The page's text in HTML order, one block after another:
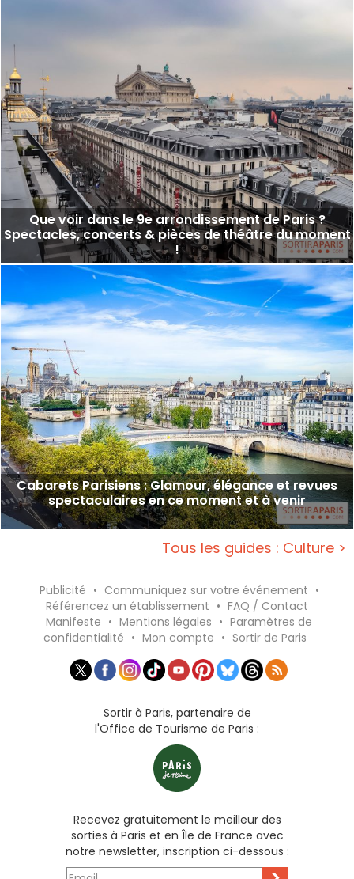
Que voir dans le 9e arrondissement de Paris ?
Spectacles, concerts & pièces de théâtre du moment
!
Cabarets Parisiens : Glamour, élégance et revues
spectaculaires en ce moment et à venir
Tous les guides : Culture >
Publicité • Communiquez sur votre événement •
Référencez un établissement • FAQ / Contact
Manifeste • Mentions légales • Paramètres de
confidentialité • Mon compte • Sortir de Paris
Sortir à Paris, partenaire de
l'Office de Tourisme de Paris :
Recevez gratuitement le meilleur des
sorties à Paris et en Île de France avec
notre newsletter, inscription ci-dessous :